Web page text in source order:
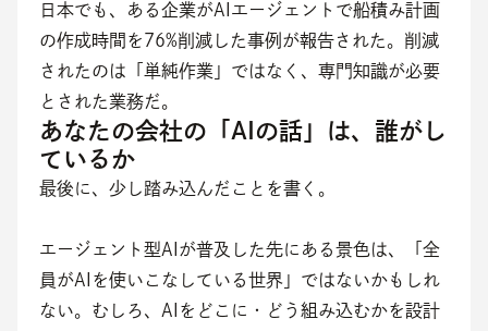
日本でも、ある企業がAIエージェントで船積み計画
の作成時間を76%削減した事例が報告された。削減
されたのは「単純作業」ではなく、専門知識が必要
とされた業務だ。
あなたの会社の「AIの話」は、誰がし
ているか
最後に、少し踏み込んだことを書く。
エージェント型AIが普及した先にある景色は、「全
員がAIを使いこなしている世界」ではないかもしれ
ない。むしろ、AIをどこに・どう組み込むかを設計